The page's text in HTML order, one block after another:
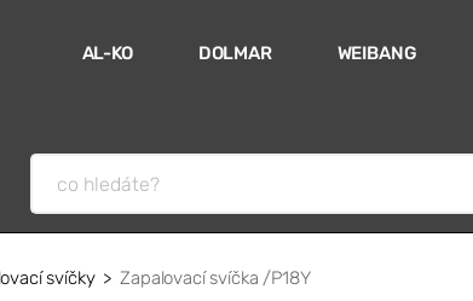
AL-KO DOLMAR WEIBANG
svíčky Zapalovací svíčka /P18Y